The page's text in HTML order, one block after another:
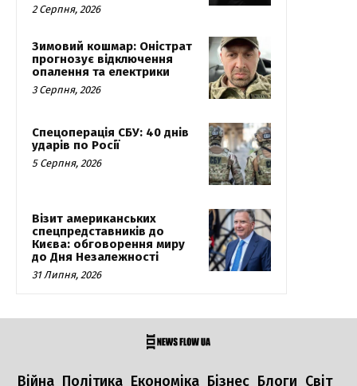
2 Серпня, 2026
Зимовий кошмар: Оністрат
прогнозує відключення
опалення та електрики
3 Серпня, 2026
Спецоперація СБУ: 40 днів
ударів по Росії
5 Серпня, 2026
Візит американських
спецпредставників до
Києва: обговорення миру
до Дня Незалежності
31 Липня, 2026
Війна Політика Економіка Бізнес Блоги Світ